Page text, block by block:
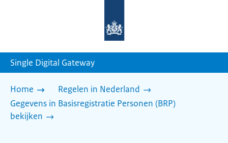
homepage
Single Digital Gateway
Home
Regelen in Nederland
Gegevens in Basisregistratie Personen (BRP)
bekijken